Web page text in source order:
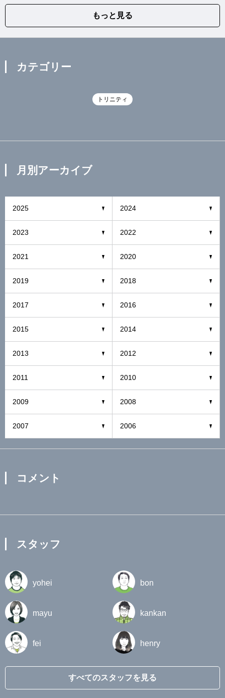
もっと見る
カテゴリー
トリニティ
月別アーカイブ
2025 2024
2023 2022
2021 2020
2019 2018
2017 2016
2015 2014
2013 2012
2011 2010
2009 2008
2007 2006
コメント
スタッフ
yohei bon
mayu kankan
fei henry
すべてのスタッフを見る